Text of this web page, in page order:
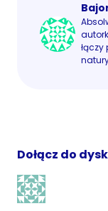
łączy
Dołącz do